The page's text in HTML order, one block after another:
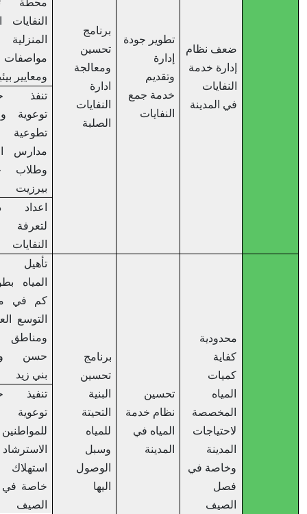
ضعف نظام
إدارة خدمة
في المدينة
تطوير جودة
إدارة
خدمة جمع
النفايات
تحسين
ومعالجة
النفايات
محطة ترحيل
النفايات الصلبة
المنزلية ضمن
مواصفات
ومعايير بيئية
تنفذ حملات
توعوية واعمال
تطوعية في
مدارس المدينة
وطلاب جامعة
اعداد دراسة
لتعرفة خدمة
محدودية
المخصصة
لاحتياجات
وخاصة في
نظام خدمة
المياه في
التحيتة
للمياه
تأهيل شبكة
المياه بطول 6
كم في مناطق
التوسع العمراني
ومناطق الامير
حسن وشارع
تنفيذ حملات
للمواطنين حول
الاسترشاد في
استهلاك المياه
خاصة في فصل